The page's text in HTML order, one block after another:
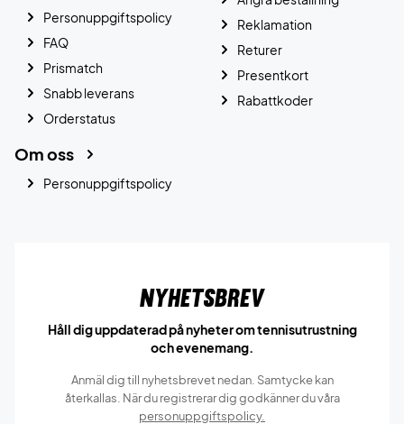
Personuppgiftspolicy
FAQ
Prismatch
Snabb leverans
Orderstatus
Reklamation
Returer
Presentkort
Rabattkoder
Om oss
Personuppgiftspolicy
Nyhetsbrev
Håll dig uppdaterad på nyheter om tennisutrustning
och evenemang.
Anmäl dig till nyhetsbrevet nedan. Samtycke kan
återkallas. När du registrerar dig godkänner du våra
personuppgiftspolicy.